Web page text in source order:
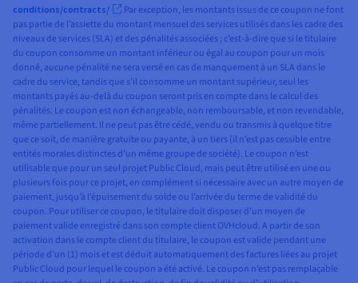
conditions/contracts/
Par exception, les montants issus de ce coupon ne font
pas partie de l’assiette du montant mensuel des services utilisés dans les cadre des
niveaux de services (SLA) et des pénalités associées ; c’est-à-dire que si le titulaire
du coupon consomme un montant inférieur ou égal au coupon pour un mois
donné, aucune pénalité ne sera versé en cas de manquement à un SLA dans le
cadre du service, tandis que s’il consomme un montant supérieur, seul les
montants payés au-delà du coupon seront pris en compte dans le calcul des
pénalités. Le coupon est non échangeable, non remboursable, et non revendable,
même partiellement. Il ne peut pas être cédé, vendu ou transmis à quelque titre
que ce soit, de manière gratuite ou payante, à un tiers (il n’est pas cessible entre
entités morales distinctes d’un même groupe de société). Le coupon n’est
utilisable que pour un seul projet Public Cloud, mais peut être utilisé en une ou
plusieurs fois pour ce projet, en complément si nécessaire avec un autre moyen de
paiement, jusqu’à l’épuisement du solde ou l’arrivée du terme de validité du
coupon. Pour utiliser ce coupon, le titulaire doit disposer d’un moyen de
paiement valide enregistré dans son compte client OVHcloud. A partir de son
activation dans le compte client du titulaire, le coupon est valide pendant une
période d’un (1) mois et est déduit automatiquement des factures liées au projet
Public Cloud pour lequel le coupon a été activé. Le coupon n’est pas remplaçable